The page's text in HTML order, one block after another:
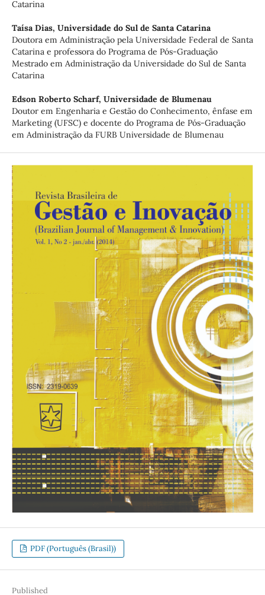
Catarina
Taísa Dias, Universidade do Sul de Santa Catarina
Doutora em Administração pela Universidade Federal de Santa
Catarina e professora do Programa de Pós-Graduação
Mestrado em Administração da Universidade do Sul de Santa
Catarina
Edson Roberto Scharf, Universidade de Blumenau
Doutor em Engenharia e Gestão do Conhecimento, ênfase em
Marketing (UFSC) e docente do Programa de Pós-Graduação
em Administração da FURB Universidade de Blumenau
PDF (Português (Brasil))
Published